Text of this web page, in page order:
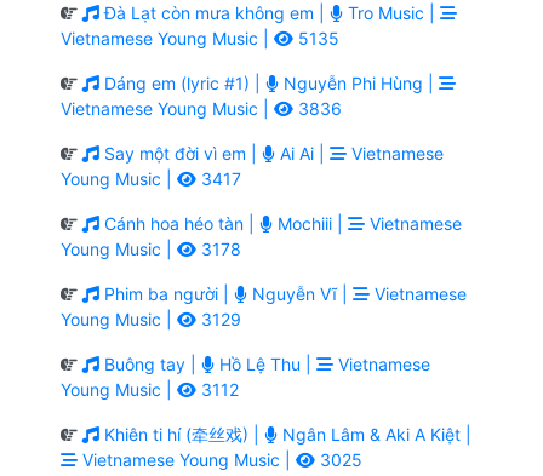
Đà Lạt còn mưa không em |
Tro Music |
Vietnamese Young Music |
5135
Dáng em (lyric #1) |
Nguyễn Phi Hùng |
Vietnamese Young Music |
3836
Say một đời vì em | Ai Ai |
Vietnamese
Young Music |
3417
Cánh hoa héo tàn | Mochiii |
Vietnamese
Young Music |
3178
Phim ba người | Nguyễn Vĩ |
Vietnamese
Young Music |
3129
Buông tay | Hồ Lệ Thu |
Vietnamese
Young Music |
3112
Khiên ti hí (牵丝戏) |
Ngân Lâm & Aki A Kiệt |
Vietnamese Young Music |
3025